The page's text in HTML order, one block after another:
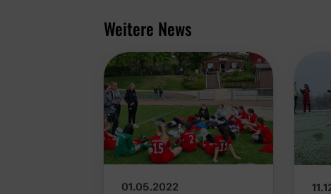
Weitere News
01.05.2022